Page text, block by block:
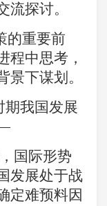
流探讨。
的重要前
程中思考，
下谋划。
期我国发展
国际形势
发展处于战
定难预料因